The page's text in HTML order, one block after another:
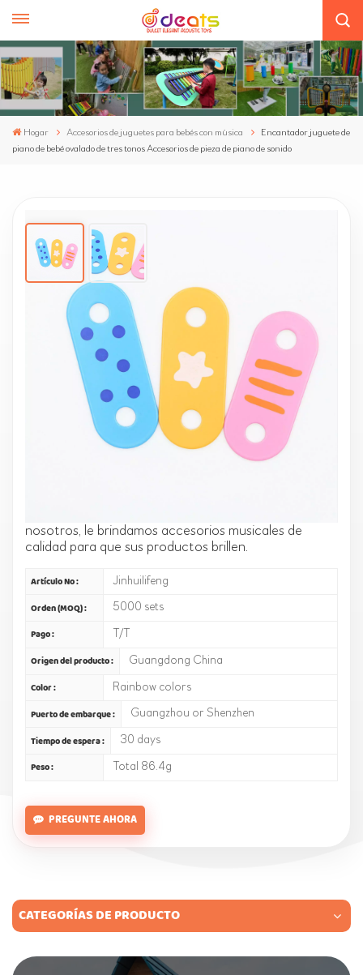
Hogar Accesorios de juguetes para bebés con música
Encantador juguete de
piano de bebé ovalado de tres tonos Accesorios de pieza de piano de sonido
Encantador Juguete De Piano De Bebé
Ovalado De Tres Tonos Accesorios De Pieza
De Piano De Sonido
¡Bienvenido al mundo de los órganos de juguete con
los colores del arcoíris para niños! Esta pieza de lira
está especialmente diseñada para que los niños
estimulen su interés y creatividad por la música. Este
accesorio de piano musical de juguete se utiliza en
muchos juguetes para reproducir diferentes ideas
nosotros, le brindamos accesorios musicales de
calidad para que sus productos brillen.
Artículo No : Jinhuilifeng
Orden (MOQ) : 5000 sets
Pago : T/T
Origen del producto : Guangdong China
Color : Rainbow colors
Puerto de embarque : Guangzhou or Shenzhen
Tiempo de espera : 30 days
Peso : Total 86.4g
PREGUNTE AHORA
CATEGORÍAS DE PRODUCTO